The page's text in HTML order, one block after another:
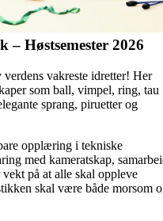
Høstsemester 2026
vakreste idretter! Her
som ball, vimpel, ring, tau
sprang, piruetter og
opplæring i tekniske
med kameratskap,
på at alle skal oppleve
skal være både morsom